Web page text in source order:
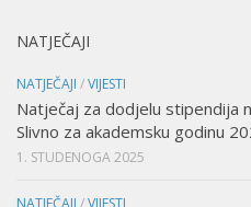
NATJEČAJI
NATJEČAJI /VIJESTI
Natječaj za dodjelu stipendija
Slivno za akademsku godinu
1. STUDENOGA 2025
NATJEČAJI /VIJESTI